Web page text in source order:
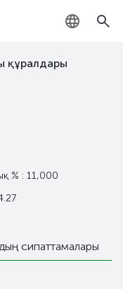
KZ
құралдары
% : 11,000
сипаттамалары